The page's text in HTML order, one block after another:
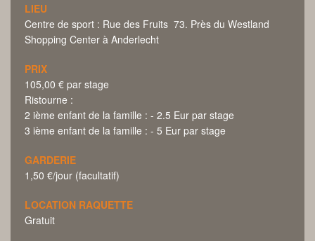
LIEU
Centre de sport : Rue des Fruits 73. Près du Westland
Shopping Center à Anderlecht
PRIX
105,00 € par stage
Ristourne :
2 ième enfant de la famille : - 2.5 Eur par stage
3 ième enfant de la famille : - 5 Eur par stage
GARDERIE
1,50 €/jour (facultatif)
LOCATION RAQUETTE
Gratuit